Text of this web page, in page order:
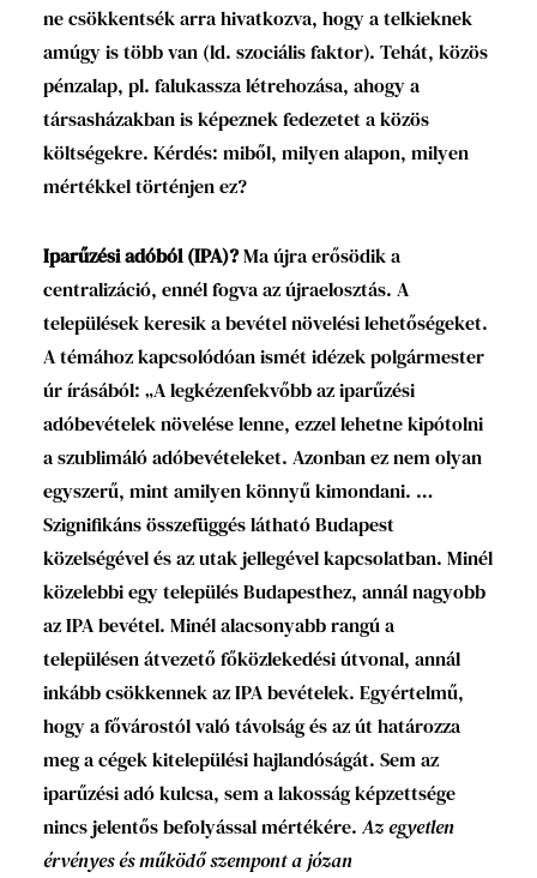
ne csökkentsék arra hivatkozva, hogy a telkieknek
amúgy is több van (ld. szociális faktor). Tehát, közös
pénzalap, pl. falukassza létrehozása, ahogy a
társasházakban is képeznek fedezetet a közös
költségekre. Kérdés: miből, milyen alapon, milyen
mértékkel történjen ez?
Iparűzési adóból (IPA)?Ma újra erősödik a
centralizáció, ennél fogva az újraelosztás. A
települések keresik a bevétel növelési lehetőségeket.
A témához kapcsolódóan ismét idézek polgármester
úr írásából: „A legkézenfekvőbb az iparűzési
adóbevételek növelése lenne, ezzel lehetne kipótolni
a szublimáló adóbevételeket. Azonban ez nem olyan
egyszerű, mint amilyen könnyű kimondani. …
Szignifikáns összefüggés látható Budapest
közelségével és az utak jellegével kapcsolatban. Minél
közelebbi egy település Budapesthez, annál nagyobb
az IPA bevétel. Minél alacsonyabb rangú a
településen átvezető főközlekedési útvonal, annál
inkább csökkennek az IPA bevételek. Egyértelmű,
hogy a fővárostól való távolság és az út határozza
meg a cégek kitelepülési hajlandóságát. Sem az
iparűzési adó kulcsa, sem a lakosság képzettsége
nincs jelentős befolyással mértékére.Az egyetlen
érvényes és működő szempont a józan